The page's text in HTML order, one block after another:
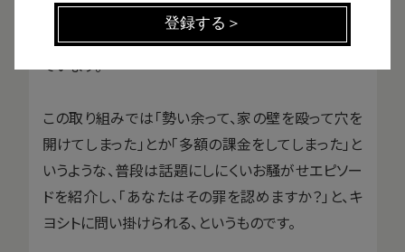
という名前なのですが、「イエス・キリスト」ならぬ「イ
エス・キヨシト」として、年末のクリスマス会に登場し
ています。
この取り組みでは「勢い余って、家の壁を殴って穴を
開けてしまった」とか「多額の課金をしてしまった」と
いうような、普段は話題にしにくいお騒がせエピソー
ドを紹介し、「あなたはその罪を認めますか？」と、キ
ヨシトに問い掛けられる、というものです。